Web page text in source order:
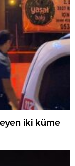
iki küme